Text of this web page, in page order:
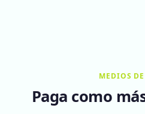
MEDIOS
Paga como